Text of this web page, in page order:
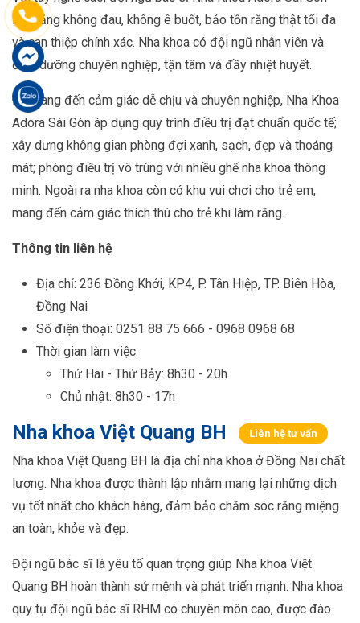
làm răng không đau, không ê buốt, bảo tồn răng thật tối đa
và can thiệp chính xác. Nha khoa có đội ngũ nhân viên và
điều dưỡng chuyên nghiệp, tận tâm và đầy nhiệt huyết.
Để mang đến cảm giác dễ chịu và chuyên nghiệp, Nha Khoa
Adora Sài Gòn áp dụng quy trình điều trị đạt chuẩn quốc tế;
xây dưng không gian phòng đợi xanh, sạch, đẹp và thoáng
mát; phòng điều trị vô trùng với nhiều ghế nha khoa thông
minh. Ngoài ra nha khoa còn có khu vui chơi cho trẻ em,
mang đến cảm giác thích thú cho trẻ khi làm răng.
Thông tin liên hệ
Địa chỉ: 236 Đồng Khởi, KP4, P. Tân Hiệp, TP. Biên Hòa,
Đồng Nai
Số điện thoại: 0251 88 75 666 - 0968 0968 68
Thời gian làm việc:
Thứ Hai - Thứ Bảy: 8h30 - 20h
Chủ nhật: 8h30 - 17h
Nha khoa Việt Quang BH Liên hệ tư vấn
Nha khoa Việt Quang BH là địa chỉ nha khoa ở Đồng Nai chất
lượng. Nha khoa được thành lập nhằm mang lại những dịch
vụ tốt nhất cho khách hàng, đảm bảo chăm sóc răng miệng
an toàn, khỏe và đẹp.
Đội ngũ bác sĩ là yêu tố quan trọng giúp Nha khoa Việt
Quang BH hoàn thành sứ mệnh và phát triển mạnh. Nha khoa
quy tụ đội ngũ bác sĩ RHM có chuyên môn cao, được đào